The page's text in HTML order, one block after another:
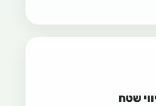
שטח